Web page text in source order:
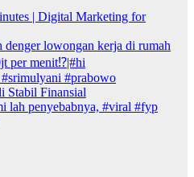
| Digital Marketing for
denger lowongan kerja di rumah
per menit⁉️|#hi
#prabowo
Stabil Finansial
lah penyebabnya, #viral #fyp